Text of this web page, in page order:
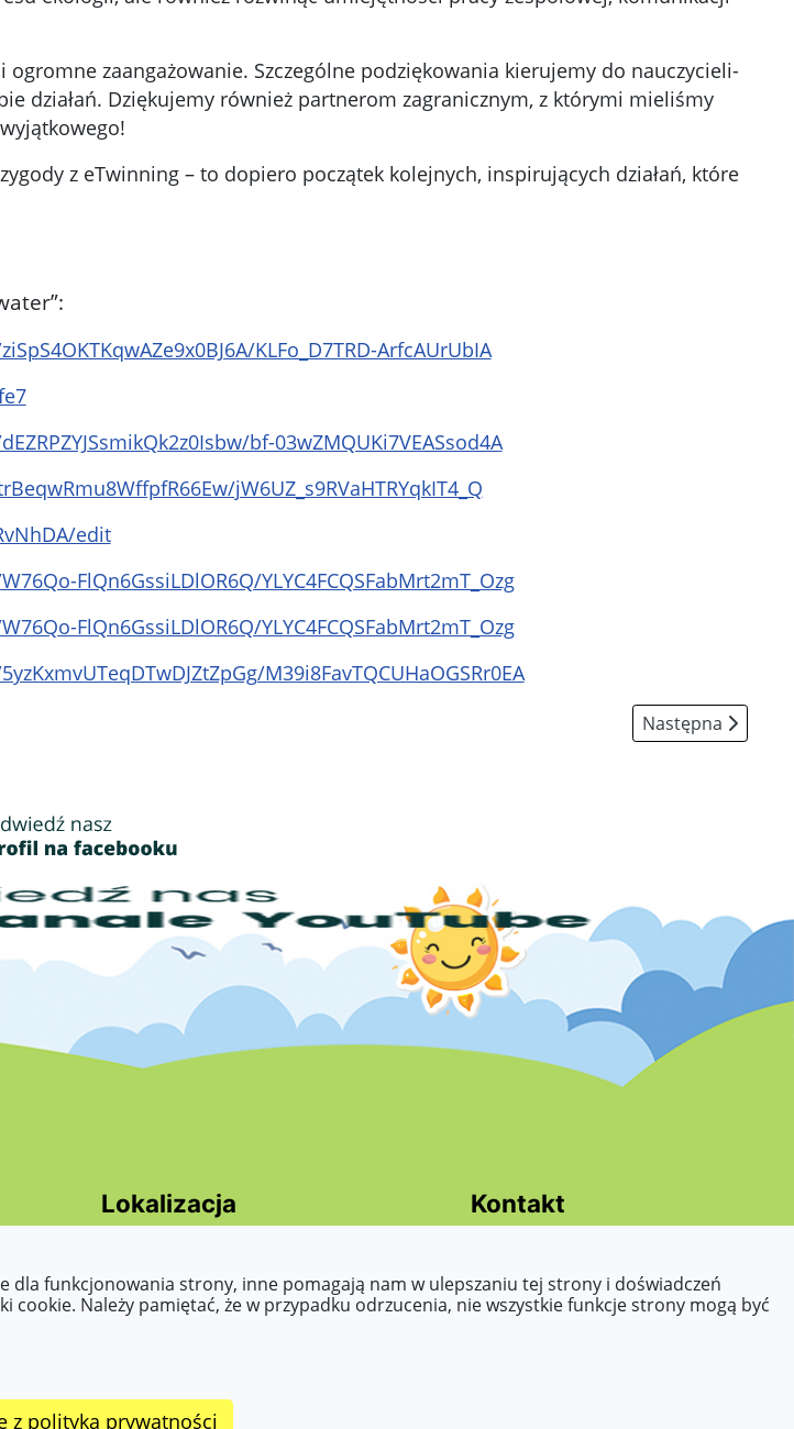
zaangażowanie. Szczególne podziękowania kierujemy do nauczycieli-
działań. Dziękujemy również partnerom zagranicznym, z którymi mieliśmy
z eTwinning – to dopiero początek kolejnych, inspirujących działań, które
KLFo_D7TRD-ArfcAUrUbIA
bf-03wZMQUKi7VEASsod4A
jW6UZ_s9RVaHTRYqkIT4_Q
edit
FlQn6GssiLDlOR6Q/YLYC4FCQSFabMrt2mT_Ozg
FlQn6GssiLDlOR6Q/YLYC4FCQSFabMrt2mT_Ozg
M39i8FavTQCUHaOGSRr0EA
Następna strona:
Następna
Lokalizacja Kontakt
sekretariat@przedszkole32konin.pl
funkcjonowania strony, inne pomagają nam w ulepszaniu tej strony i doświadczeń
cookie. Należy pamiętać, że w przypadku odrzucenia, nie wszystkie funkcje strony mogą być
z polityką prywatności